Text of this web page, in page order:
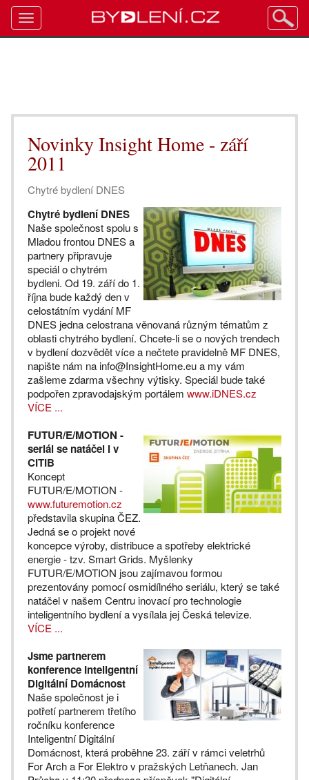
Novinky Insight Home - září
2011
Chytré bydlení DNES
Chytré bydlení DNES
Naše společnost spolu s
Mladou frontou DNES a
partnery připravuje
speciál o chytrém
bydleni. Od 19. září do 1.
října bude každý den v
celostátním vydání MF
DNES jedna celostrana věnovaná různým tématům z
oblasti chytrého bydlení. Chcete-li se o nových trendech
v bydlení dozvědět více a nečtete pravidelně MF DNES,
napište nám na info@InsightHome.eu a my vám
zašleme zdarma všechny výtisky. Speciál bude také
podpořen zpravodajským portálem www.iDNES.cz
VÍCE ...
FUTUR/E/MOTION -
seriál se natáčel i v
CITIB
Koncept
FUTUR/E/MOTION -
www.futuremotion.cz
představila skupina ČEZ.
Jedná se o projekt nové
koncepce výroby, distribuce a spotřeby elektrické
energie - tzv. Smart Grids. Myšlenky
FUTUR/E/MOTION jsou zajímavou formou
prezentovány pomocí osmidílného seriálu, který se také
natáčel v našem Centru inovací pro technologie
inteligentního bydlení a vysílala jej Česká televize.
VÍCE ...
Jsme partnerem
konference Inteligentní
Digitální Domácnost
Naše společnost je i
potřetí partnerem třetího
ročníku konference
Inteligentní Digitální
Domácnost, která proběhne 23. září v rámci veletrhů
For Arch a For Elektro v pražských Letňanech. Jan
Toggle
navigation